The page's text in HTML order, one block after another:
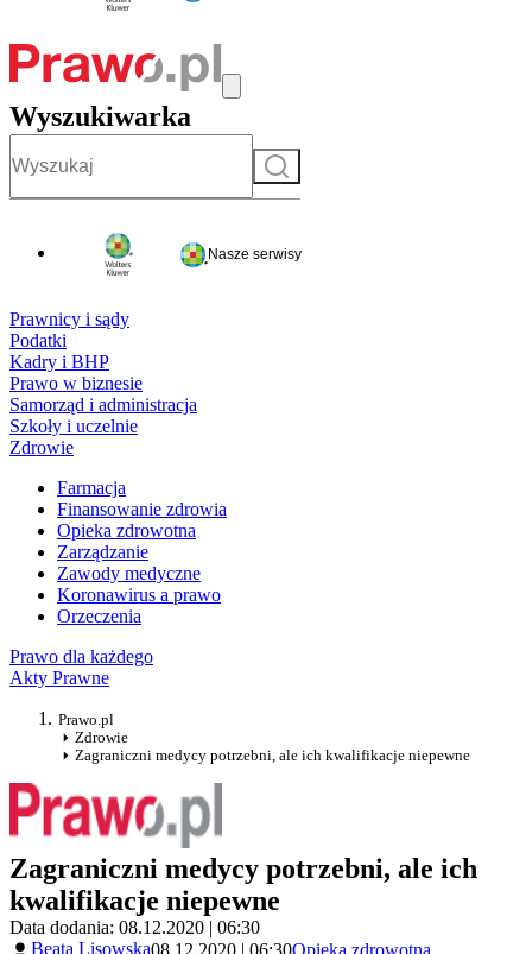
Wyszukiwarka
Szukaj
Nasze serwisy
Prawnicy i sądy
Podatki
Kadry i BHP
Prawo w biznesie
Samorząd i administracja
Szkoły i uczelnie
Zdrowie
Farmacja
Finansowanie zdrowia
Opieka zdrowotna
Zarządzanie
Zawody medyczne
Koronawirus a prawo
Orzeczenia
Prawo dla każdego
Akty Prawne
Prawo.pl
Zdrowie
Zagraniczni medycy potrzebni, ale ich kwalifikacje niepewne
Zagraniczni medycy potrzebni, ale ich
kwalifikacje niepewne
Data dodania: 08.12.2020 | 06:30
Beata Lisowska